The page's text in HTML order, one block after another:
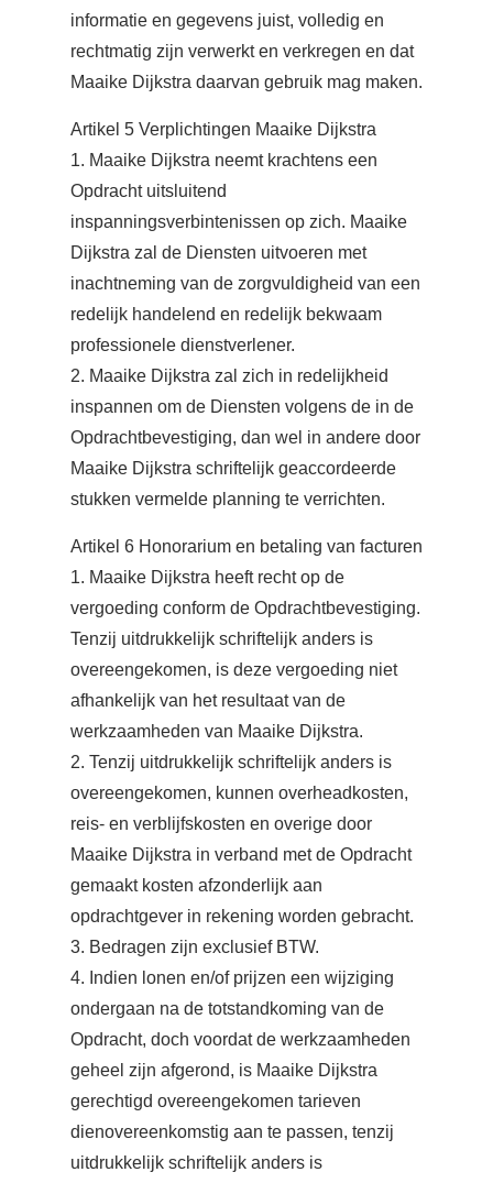
informatie en gegevens juist, volledig en
rechtmatig zijn verwerkt en verkregen en dat
Maaike Dijkstra daarvan gebruik mag maken.
Artikel 5 Verplichtingen Maaike Dijkstra
1. Maaike Dijkstra neemt krachtens een
Opdracht uitsluitend
inspanningsverbintenissen op zich. Maaike
Dijkstra zal de Diensten uitvoeren met
inachtneming van de zorgvuldigheid van een
redelijk handelend en redelijk bekwaam
professionele dienstverlener.
2. Maaike Dijkstra zal zich in redelijkheid
inspannen om de Diensten volgens de in de
Opdrachtbevestiging, dan wel in andere door
Maaike Dijkstra schriftelijk geaccordeerde
stukken vermelde planning te verrichten.
Artikel 6 Honorarium en betaling van facturen
1. Maaike Dijkstra heeft recht op de
vergoeding conform de Opdrachtbevestiging.
Tenzij uitdrukkelijk schriftelijk anders is
overeengekomen, is deze vergoeding niet
afhankelijk van het resultaat van de
werkzaamheden van Maaike Dijkstra.
2. Tenzij uitdrukkelijk schriftelijk anders is
overeengekomen, kunnen overheadkosten,
reis- en verblijfskosten en overige door
Maaike Dijkstra in verband met de Opdracht
gemaakt kosten afzonderlijk aan
opdrachtgever in rekening worden gebracht.
3. Bedragen zijn exclusief BTW.
4. Indien lonen en/of prijzen een wijziging
ondergaan na de totstandkoming van de
Opdracht, doch voordat de werkzaamheden
geheel zijn afgerond, is Maaike Dijkstra
gerechtigd overeengekomen tarieven
dienovereenkomstig aan te passen, tenzij
uitdrukkelijk schriftelijk anders is